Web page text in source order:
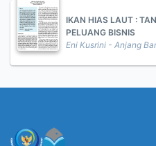
IKAN HIAS LAUT :
PELUANG BISNIS
Eni Kusrini - Anjang